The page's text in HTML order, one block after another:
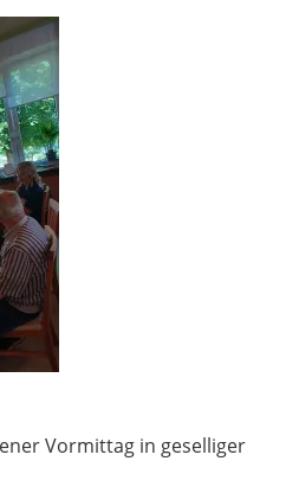
Vormittag in geselliger